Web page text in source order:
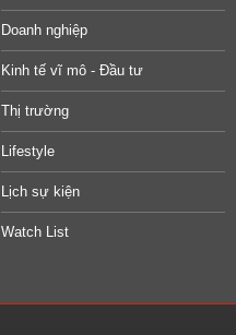
Doanh nghiệp
Kinh tế vĩ mô - Đầu tư
Thị trường
Lifestyle
Lịch sự kiện
Watch List